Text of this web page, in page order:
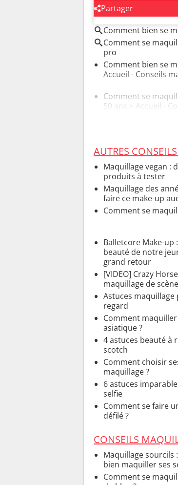
Partager
AUTOUR DU MÊME
Comment bien se
Comment se
pro
Comment bien se
Accueil - Conseils
Comment se
50 ans > Accueil -
AUTRES
Maquillage vegan :
produits à tester
Maquillage des
faire ce make-up
Comment se
Balletcore Make-up
beauté de notre
grand retour
[VIDEO] Crazy
maquillage de scène
Astuces
regard
Comment
asiatique ?
4 astuces beauté à
scotch
Comment choisir
maquillage ?
6 astuces
selfie
Comment se faire
défilé ?
CONSEILS
Maquillage sourcils
bien maquiller ses
Comment se